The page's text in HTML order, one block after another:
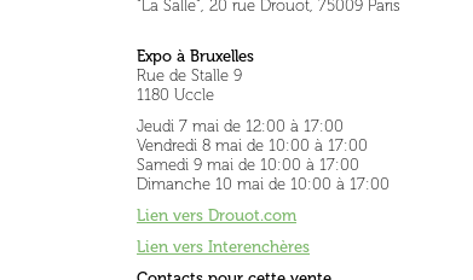
"La Salle", 20 rue Drouot, 75009 Paris
Expo à Bruxelles
Rue de Stalle 9
1180 Uccle
Jeudi 7 mai de 12:00 à 17:00
Vendredi 8 mai de 10:00 à 17:00
Samedi 9 mai de 10:00 à 17:00
Dimanche 10 mai de 10:00 à 17:00
Lien vers Drouot.com
Lien vers Interenchères